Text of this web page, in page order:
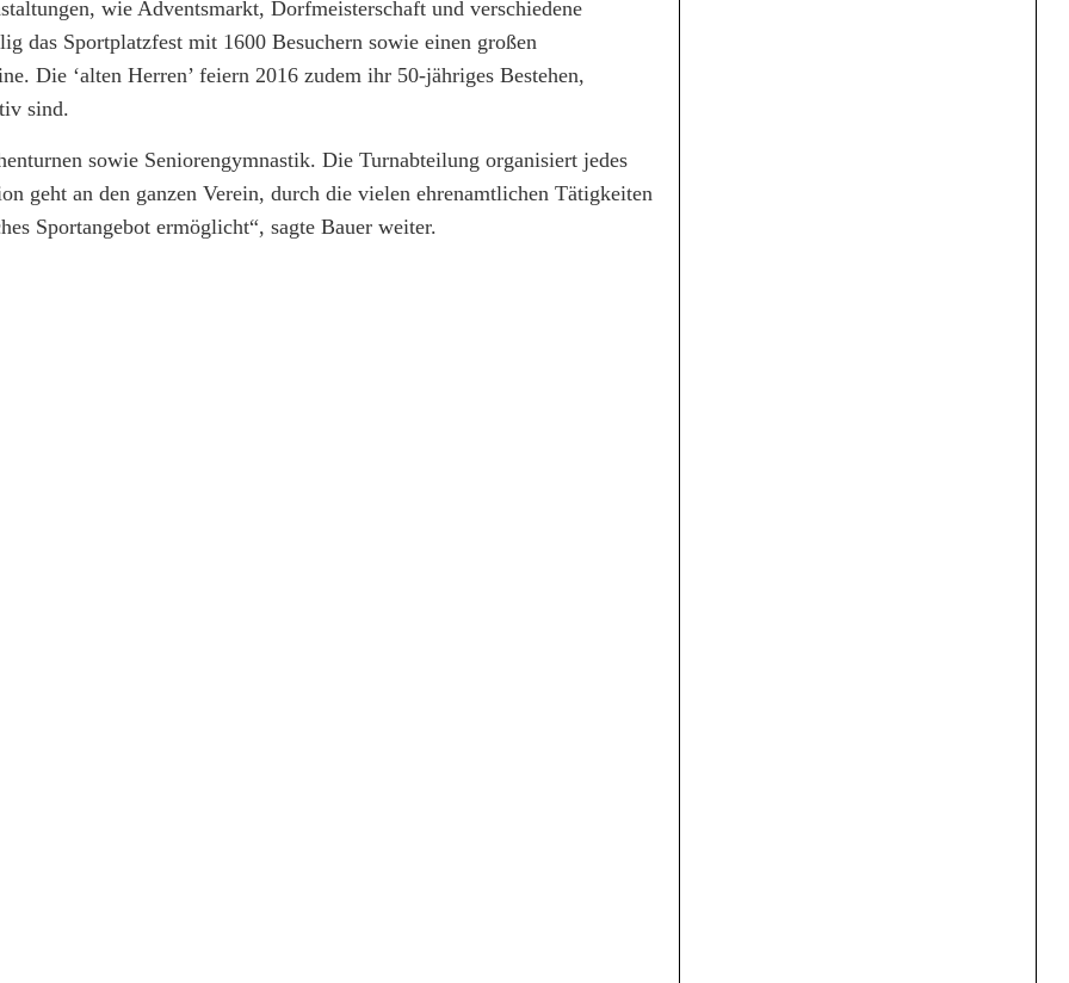
wie Adventsmarkt, Dorfmeisterschaft und verschiedene
das Sportplatzfest mit 1600 Besuchern sowie einen großen
Die ‘alten Herren’ feiern 2016 zudem ihr 50-jähriges Bestehen,
sind.
sowie Seniorengymnastik. Die Turnabteilung organisiert jedes
geht an den ganzen Verein, durch die vielen ehrenamtlichen Tätigkeiten
Sportangebot ermöglicht“, sagte Bauer weiter.